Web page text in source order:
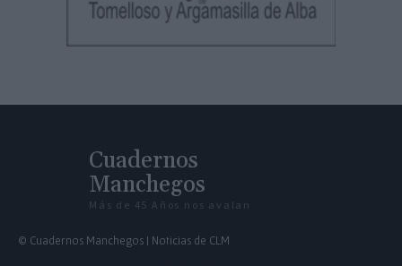
Cuadernos
Manchegos
Más de 45 Años nos avalan
© Cuadernos Manchegos | Noticias de CLM